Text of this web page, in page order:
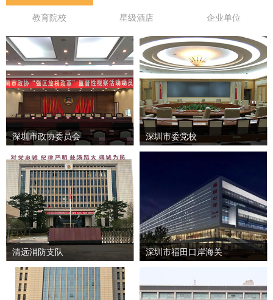
教育院校 星级酒店 企业单位
深圳市政协委员会 深圳市委党校
清远消防支队 深圳市福田口岸海关